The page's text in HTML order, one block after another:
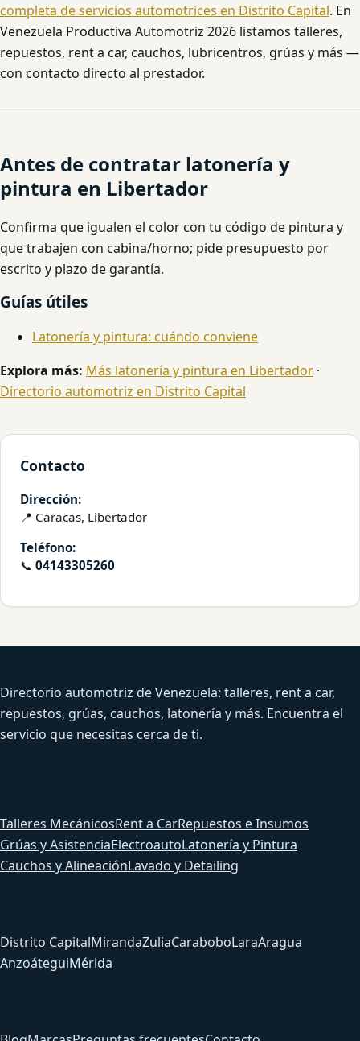
completa de servicios automotrices en Distrito Capital. En
Venezuela Productiva Automotriz 2026 listamos talleres,
repuestos, rent a car, cauchos, lubricentros, grúas y más —
con contacto directo al prestador.
Antes de contratar latonería y
pintura en Libertador
Confirma que igualen el color con tu código de pintura y
que trabajen con cabina/horno; pide presupuesto por
escrito y plazo de garantía.
Guías útiles
Latonería y pintura: cuándo conviene
Explora más: Más latonería y pintura en Libertador ·
Directorio automotriz en Distrito Capital
Contacto
Dirección:
📍 Caracas, Libertador
Teléfono:
📞 04143305260
Directorio automotriz de Venezuela: talleres, rent a car,
repuestos, grúas, cauchos, latonería y más. Encuentra el
servicio que necesitas cerca de ti.
Talleres MecánicosRent a CarRepuestos e Insumos
Grúas y AsistenciaElectroautoLatonería y Pintura
Cauchos y AlineaciónLavado y Detailing
Distrito CapitalMirandaZuliaCaraboboLaraAragua
AnzoáteguiMérida